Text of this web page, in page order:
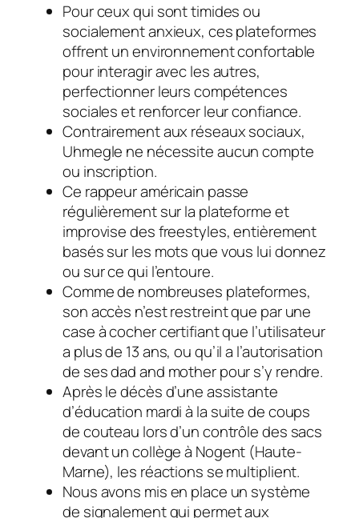
Pour ceux qui sont timides ou
socialement anxieux, ces plateformes
offrent un environnement confortable
pour interagir avec les autres,
perfectionner leurs compétences
sociales et renforcer leur confiance.
Contrairement aux réseaux sociaux,
Uhmegle ne nécessite aucun compte
ou inscription.
Ce rappeur américain passe
régulièrement sur la plateforme et
improvise des freestyles, entièrement
basés sur les mots que vous lui donnez
ou sur ce qui l’entoure.
Comme de nombreuses plateformes,
son accès n’est restreint que par une
case à cocher certifiant que l’utilisateur
a plus de 13 ans, ou qu’il a l’autorisation
de ses dad and mother pour s’y rendre.
Après le décès d’une assistante
d’éducation mardi à la suite de coups
de couteau lors d’un contrôle des sacs
devant un collège à Nogent (Haute-
Marne), les réactions se multiplient.
Nous avons mis en place un système
de signalement qui permet aux